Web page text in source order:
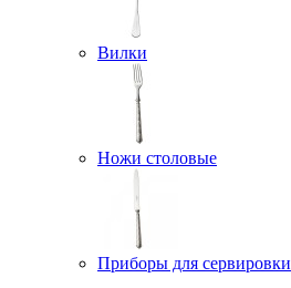
Вилки
Ножи столовые
Приборы для сервировки